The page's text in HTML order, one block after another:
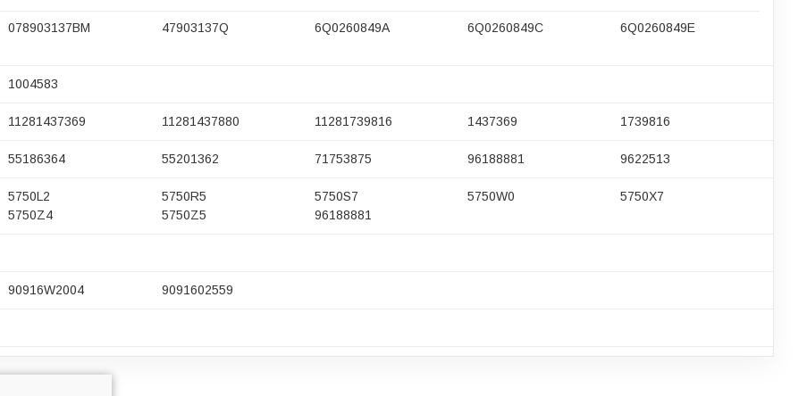
078903137BM 47903137Q 6Q0260849A 6Q0260849C
6Q0260849E
1004583
11281437369 11281437880 11281739816 1437369 1739816
55186364 55201362 71753875 96188881 9622513
5750L2 5750R5 5750S7 5750W0
5750X7
5750Z4 5750Z5 96188881
90916W2004 9091602559